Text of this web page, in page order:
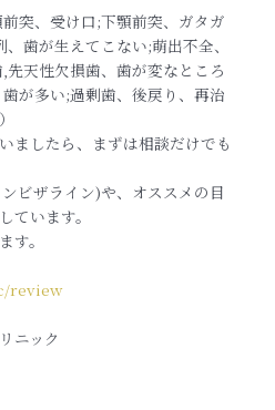
突、受け口;下顎前突、ガタガ
歯が生えてこない;萌出不全、
天性欠損歯、歯が変なところ
が多い;過剰歯、後戻り、再治
ましたら、まずは相談だけでも
ビザライン)や、オススメの目
ています。
す。
review
ニック